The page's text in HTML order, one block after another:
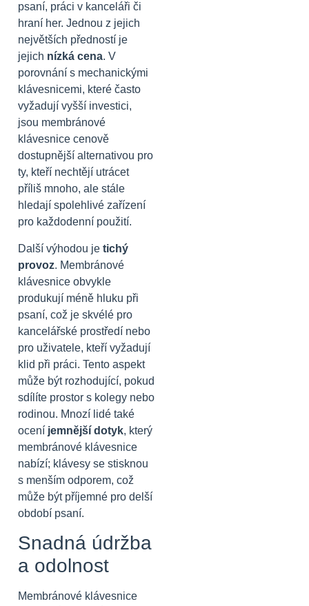
psaní, práci v kanceláři či
hraní her. Jednou z jejich
největších předností je
jejich nízká cena. V
porovnání s mechanickými
klávesnicemi, které často
vyžadují vyšší investici,
jsou membránové
klávesnice cenově
dostupnější alternativou pro
ty, kteří nechtějí utrácet
příliš mnoho, ale stále
hledají spolehlivé zařízení
pro každodenní použití.
Další výhodou je tichý
provoz. Membránové
klávesnice obvykle
produkují méně hluku při
psaní, což je skvélé pro
kancelářské prostředí nebo
pro uživatele, kteří vyžadují
klid při práci. Tento aspekt
může být rozhodující, pokud
sdílíte prostor s kolegy nebo
rodinou. Mnozí lidé také
ocení jemnější dotyk, který
membránové klávesnice
nabízí; klávesy se stisknou
s menším odporem, což
může být příjemné pro delší
období psaní.
Snadná údržba
a odolnost
Membránové klávesnice